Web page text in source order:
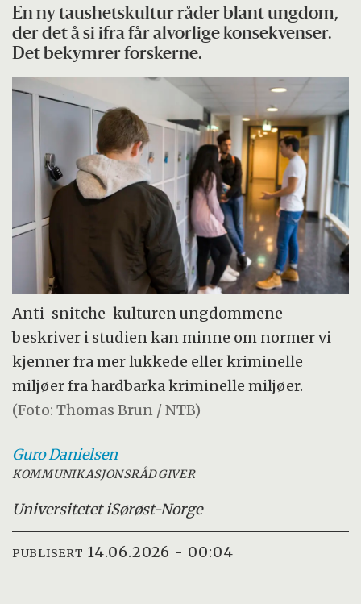
En ny taushetskultur råder blant ungdom,
der det å si ifra får alvorlige konsekvenser.
Det bekymrer forskerne.
Anti-snitche-kulturen ungdommene
beskriver i studien kan minne om normer vi
kjenner fra mer lukkede eller kriminelle
miljøer fra hardbarka kriminelle miljøer.
(Foto: Thomas Brun / NTB)
GuroDanielsen
KOMMUNIKASJONSRÅDGIVER
Universitetet iSørøst-Norge
PUBLISERT 14.06.2026 - 00:04